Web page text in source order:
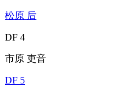
松原 后
DF 4
市原 吏音
DF 5